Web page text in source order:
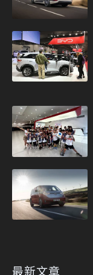
最新文章